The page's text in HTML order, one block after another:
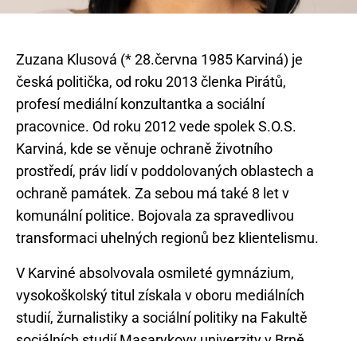
Zuzana Klusová (* 28.června 1985 Karviná) je
česká politička, od roku 2013 členka Pirátů,
profesí mediální konzultantka a sociální
pracovnice. Od roku 2012 vede spolek S.O.S.
Karviná, kde se věnuje ochraně životního
prostředí, práv lidí v poddolovaných oblastech a
ochraně památek. Za sebou má také 8 let v
komunální politice. Bojovala za spravedlivou
V Karviné absolvovala osmileté gymnázium,
vysokoškolský titul získala v oboru mediálních
studií, žurnalistiky a sociální politiky na Fakultě